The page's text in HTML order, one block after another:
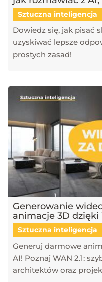
Sztuczna inteligencja
Dowiedz się, jak pisać
uzyskiwać lepsze
prostych zasad!
Generowanie
animacje 3D dzięki
Sztuczna inteligencja
Generuj darmowe
AI! Poznaj WAN 2.1:
architektów oraz